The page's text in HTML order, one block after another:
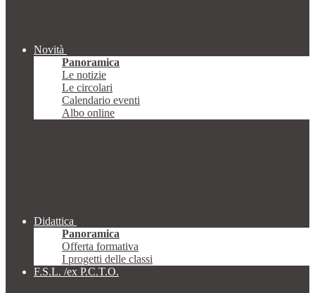
Novità
Panoramica
Le notizie
Le circolari
Calendario eventi
Albo online
Didattica
Panoramica
Offerta formativa
I progetti delle classi
F.S.L. /ex P.C.T.O.